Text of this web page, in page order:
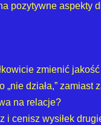
pozytywne aspekty
zmienić
„nie działa,”
na relacje?
i cenisz wysiłek